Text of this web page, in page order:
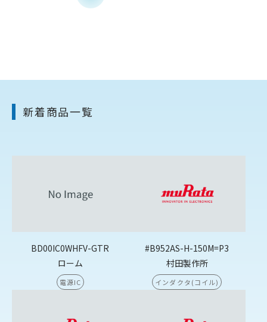
新着商品一覧
BD00IC0WHFV-GTR
ローム
電源IC
#B952AS-H-150M=P3
村田製作所
インダクタ(コイル)